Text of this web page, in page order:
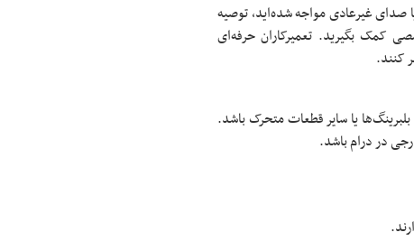
صدای غیرعادی مواجه شده‌اید، توصیه
کمک بگیرید. تعمیرکاران حرفه‌ای
کنند.
یا سایر قطعات متحرک باشد.
در درام باشد.